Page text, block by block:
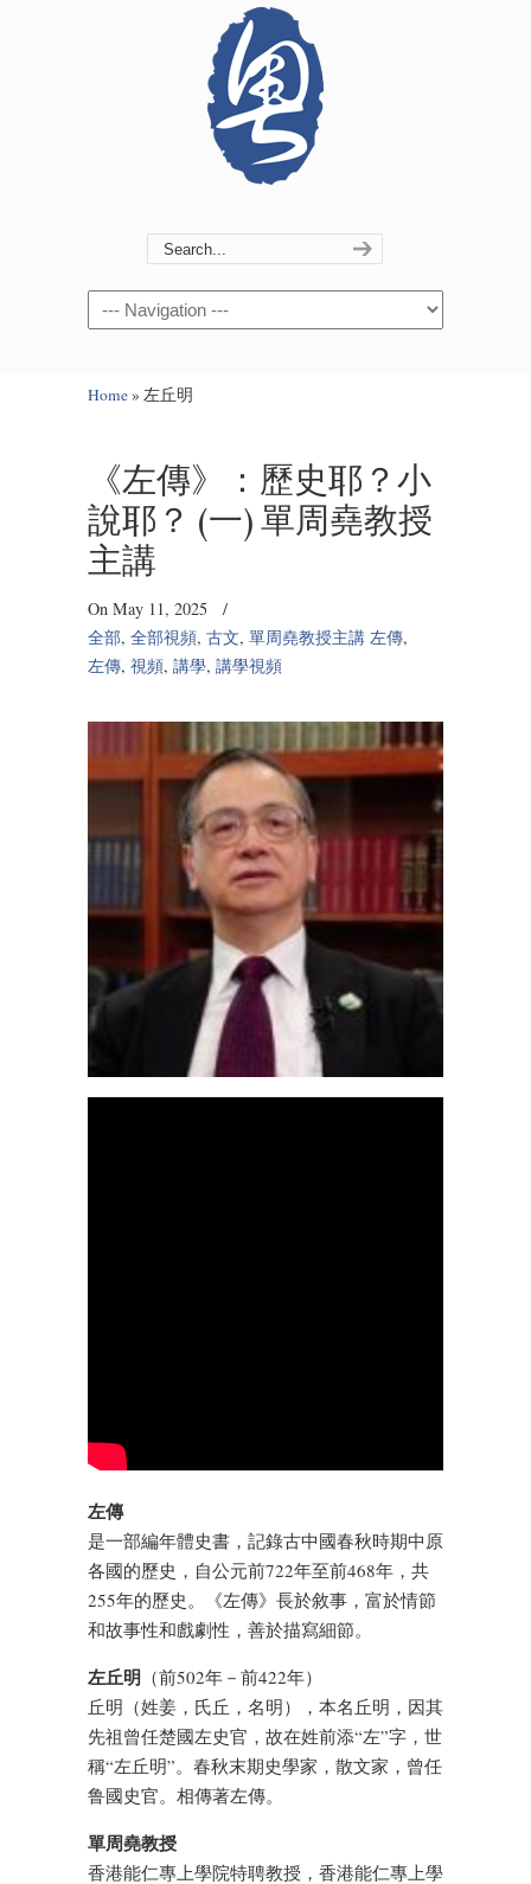
Navigation
Home» 左丘明
《左傳》：歷史耶？小
說耶？ (一) 單周堯教授
主講
On May 11, 2025
/
全部, 全部視頻, 古文, 單周堯教授主講 左傳,
左傳, 視頻, 講學, 講學視頻
左傳
是一部編年體史書，記錄古中國春秋時期中原
各國的歷史，自公元前722年至前468年，共
255年的歷史。《左傳》長於敘事，富於情節
和故事性和戲劇性，善於描寫細節。
左丘明 （前502年－前422年）
丘明（姓姜，氏丘，名明），本名丘明，因其
先祖曾任楚國左史官，故在姓前添“左”字，世
稱“左丘明”。春秋末期史學家，散文家，曾任
鲁國史官。相傳著左傳。
單周堯教授
香港能仁專上學院特聘教授，香港能仁專上學